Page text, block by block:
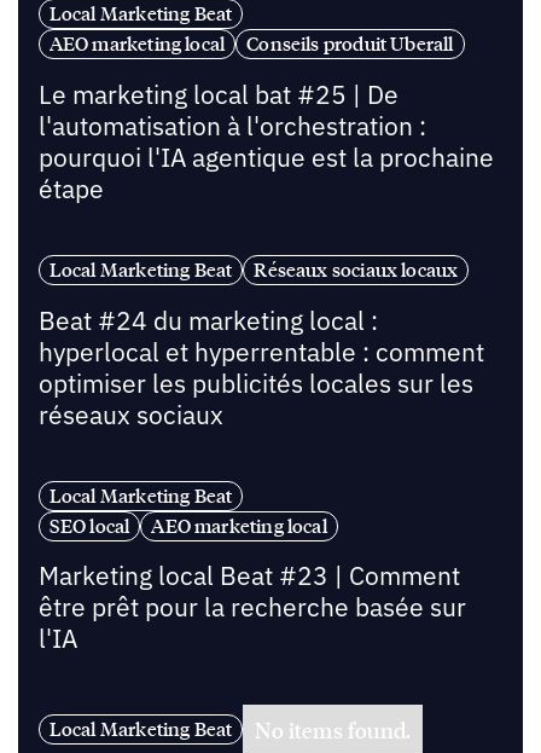
Local Marketing Beat
AEO marketing local
Conseils produit Uberall
Le marketing local bat #25 | De
l'automatisation à l'orchestration :
pourquoi l'IA agentique est la prochaine
étape
Local Marketing Beat Réseaux sociaux locaux
Beat #24 du marketing local :
hyperlocal et hyperrentable : comment
optimiser les publicités locales sur les
réseaux sociaux
Local Marketing Beat
SEO local
AEO marketing local
Marketing local Beat #23 | Comment
être prêt pour la recherche basée sur
l'IA
Local Marketing Beat No items found.